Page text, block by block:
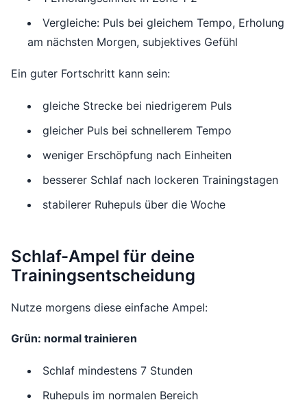
Vergleiche: Puls bei gleichem Tempo, Erholung
am nächsten Morgen, subjektives Gefühl
Ein guter Fortschritt kann sein:
gleiche Strecke bei niedrigerem Puls
gleicher Puls bei schnellerem Tempo
weniger Erschöpfung nach Einheiten
besserer Schlaf nach lockeren Trainingstagen
stabilerer Ruhepuls über die Woche
Schlaf-Ampel für deine
Trainingsentscheidung
Nutze morgens diese einfache Ampel:
Grün: normal trainieren
Schlaf mindestens 7 Stunden
Ruhepuls im normalen Bereich